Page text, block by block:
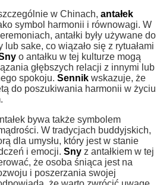
w Chinach, antałek
symbol harmonii i równowagi. W
antałki były używane do
sake, co wiązało się z rytuałami
o antałku w tej kulturze mogą
głębszych relacji z innymi lub
spokoju. Sennik wskazuje, że
do poszukiwania harmonii w życiu
bywa także symbolem
W tradycjach buddyjskich,
dla umysłu, który jest w stanie
i emocji. Sny z antałkiem w tej
że osoba śniąca jest na
i poszerzania swojej